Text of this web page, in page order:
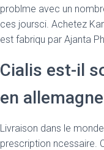
problme avec un
ces joursci. Achetez
est fabriqu par Ajanta
Cialis est-il
en allemagne
Livraison dans le
prescription ncessaire.